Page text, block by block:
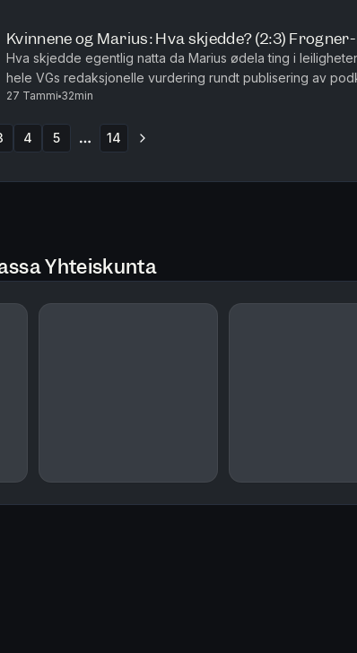
Kvinnene og Marius: Hva skjedde? (2:3)
Hva skjedde egentlig natta da Marius ødela ting i leiligheten
hele VGs redaksjonelle vurdering rundt publisering av
har valgt å publisere en omfattende podkastdokume...
27 Tammi 32min
4 5 14
Yhteiskunta